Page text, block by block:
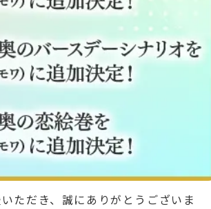
ただき、誠にありがとうございま